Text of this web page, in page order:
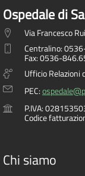
Ospedale di
Via Francesco
Centralino:
Fax: 0536-
Ufficio Relazioni
PEC:
P.IVA:
Codice
Chi siamo